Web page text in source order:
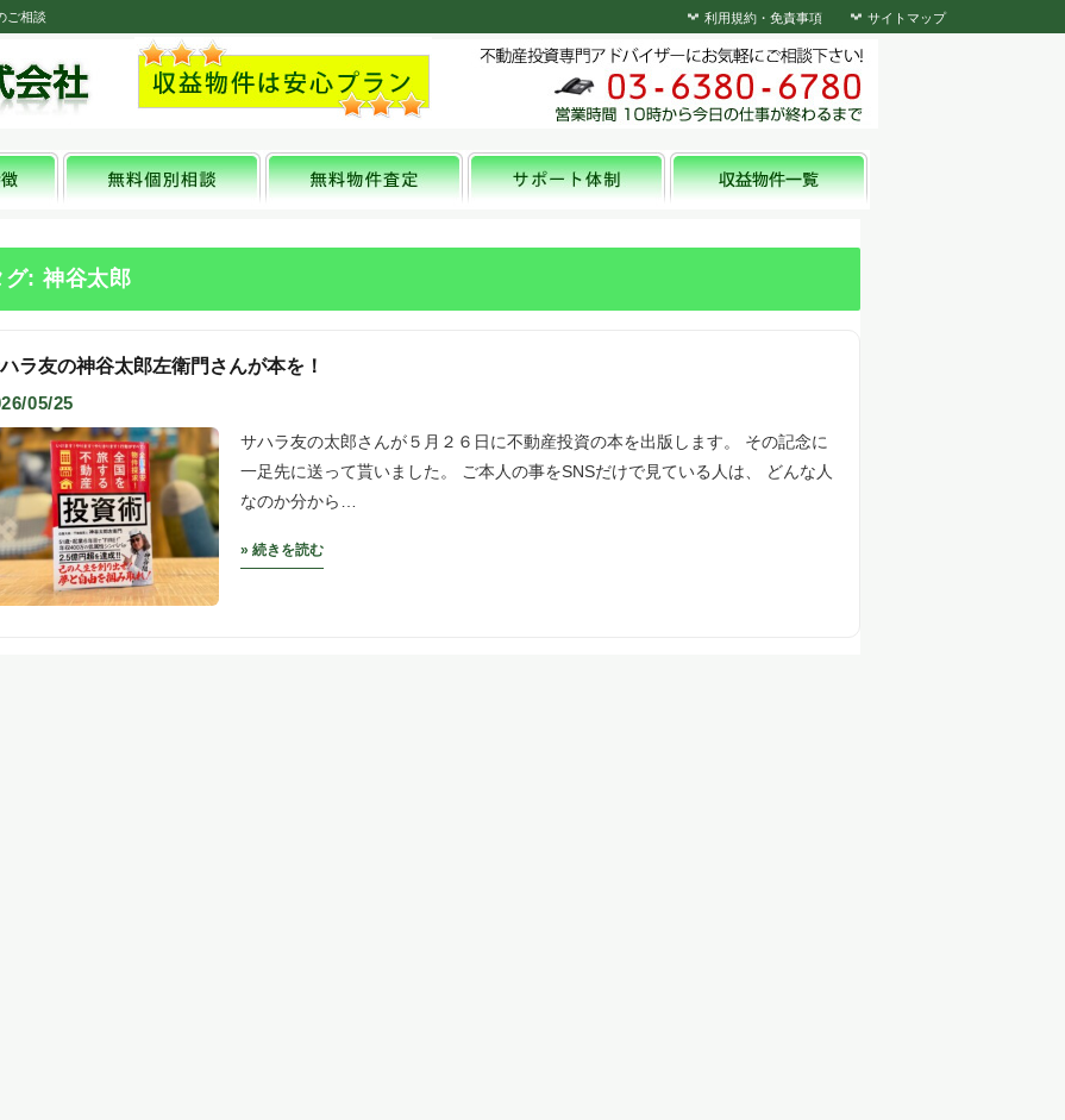
ご相談 利用規約・免責事項 サイトマップ
グ: 神谷太郎
ラ友の神谷太郎左衛門さんが本を！
05/25
サハラ友の太郎さんが５月２６日に不動産投資の本を出版します。 その記念に
一足先に送って貰いました。 ご本人の事をSNSだけで見ている人は、 どんな人
なのか分から…
» 続きを読む